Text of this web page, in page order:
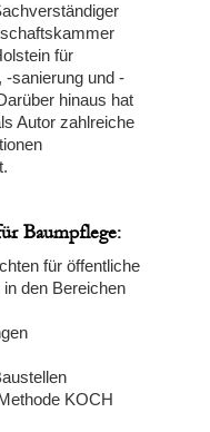
für
-sanierung und -
hinaus hat
Autor zahlreiche
Baumpflege:
für öffentliche
den Bereichen
KOCH